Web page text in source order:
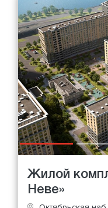
Жилой
Неве»